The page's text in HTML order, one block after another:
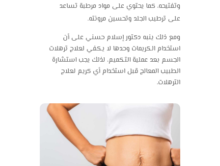
وتفتيحه، كما يحتوي على مواد مرطبة تساعد
على ترطيب الجلد وتحسين مرونته.
ومع ذلك ينبه دكتور إسلام حسني على أن
استخدام الكريمات وحدها لا يكفي لعلاج ترهلات
الجسم بعد عملية التكميم، لذلك يجب استشارة
الطبيب المعالج قبل استخدام أي كريم لعلاج
الترهلات.